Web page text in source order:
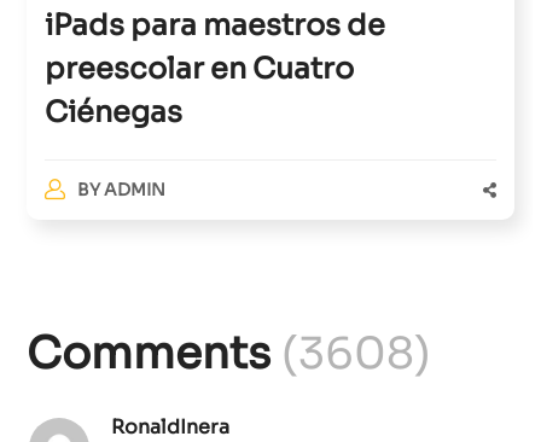
iPads para maestros de
preescolar en Cuatro
Ciénegas
BYADMIN
Comments (3608)
RonaldInera